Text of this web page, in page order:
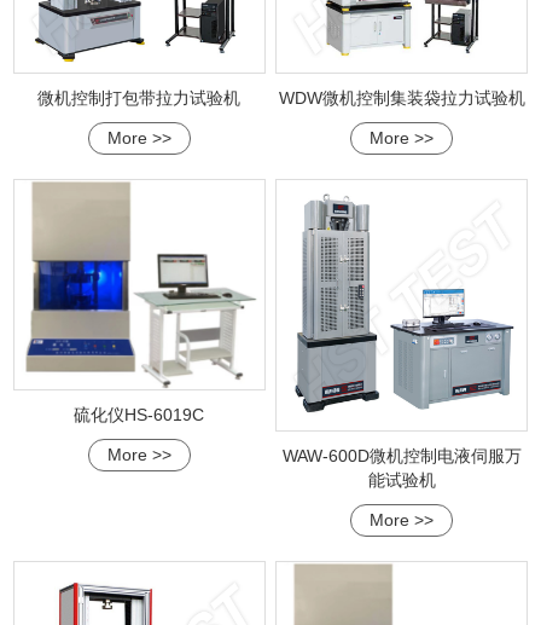
微机控制打包带拉力试验机
More >>
WDW微机控制集装袋拉力试验机
More >>
硫化仪HS-6019C
More >>
WAW-600D微机控制电液伺服万
能试验机
More >>